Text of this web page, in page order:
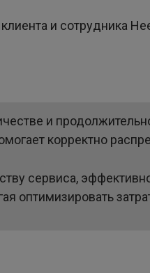
и сотрудника
и
корректно
сервиса,
оптимизировать